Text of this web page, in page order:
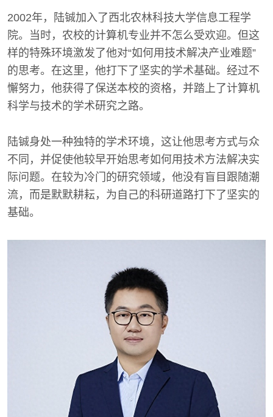
2002年，陆铖加入了西北农林科技大学信息工程学
院。当时，农校的计算机专业并不怎么受欢迎。但这
样的特殊环境激发了他对“如何用技术解决产业难题”
的思考。在这里，他打下了坚实的学术基础。经过不
懈努力，他获得了保送本校的资格，并踏上了计算机
科学与技术的学术研究之路。
陆铖身处一种独特的学术环境，这让他思考方式与众
不同，并促使他较早开始思考如何用技术方法解决实
际问题。在较为冷门的研究领域，他没有盲目跟随潮
流，而是默默耕耘，为自己的科研道路打下了坚实的
基础。